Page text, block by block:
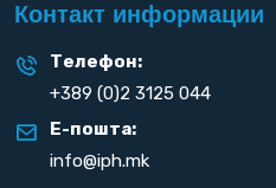
Контакт информации
Телефон:
+389 (0)2 3125 044
Е-пошта:
info@iph.mk